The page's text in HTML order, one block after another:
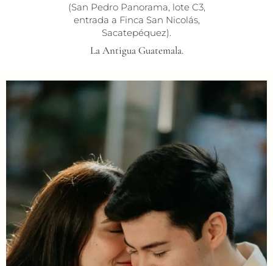
(San Pedro Panorama, lote C3,
entrada a Finca San Nicolás,
Sacatepéquez).
La Antigua Guatemala.